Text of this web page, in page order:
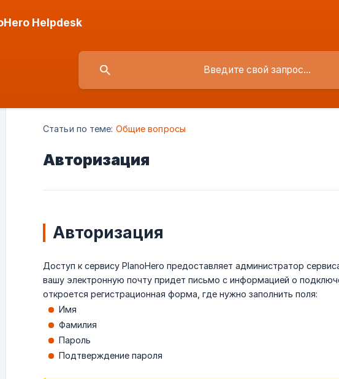
Helpdesk
Статьи по теме: Общие вопросы
Авторизация
Авторизация
Доступ к сервису PlanoHero предоставляет администратор
вашу электронную почту придет письмо с информацией о
откроется регистрационная форма, где нужно заполнить поля:
Имя
Фамилия
Пароль
Подтверждение пароля